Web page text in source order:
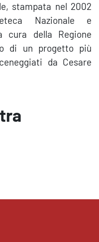
stampata nel 2002
Nazionale e
della Regione
di un progetto più
da Cesare